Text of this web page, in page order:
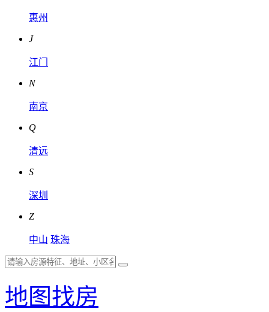
惠州
J
江门
N
南京
Q
清远
S
深圳
Z
中山 珠海
地图找房